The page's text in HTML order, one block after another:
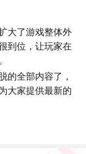
大了游戏整体外
到位，让玩家在
的全部内容了，
大家提供最新的